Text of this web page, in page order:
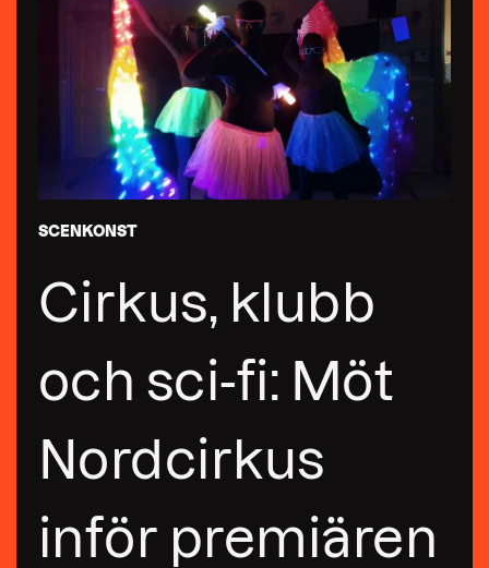
SCENKONST
Cirkus, klubb
och sci-fi: Möt
Nordcirkus
inför premiären